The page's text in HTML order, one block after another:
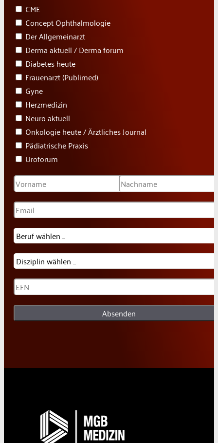
CME
Concept Ophthalmologie
Der Allgemeinarzt
Derma aktuell / Derma forum
Diabetes heute
Frauenarzt (Publimed)
Gyne
Herzmedizin
Neuro aktuell
Onkologie heute / Ärztliches Journal
Pädiatrische Praxis
Uroforum
Absenden